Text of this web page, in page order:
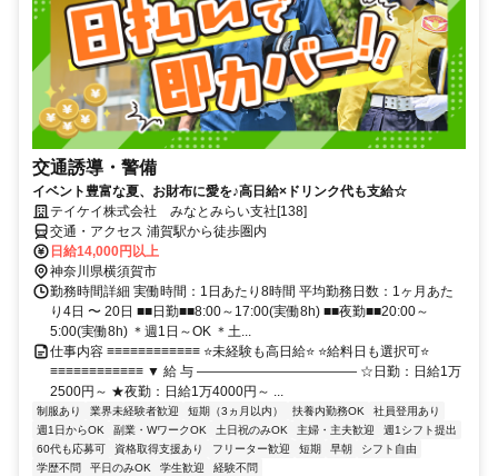
交通誘導・警備
イベント豊富な夏、お財布に愛を♪高日給×ドリンク代も支給☆
テイケイ株式会社 みなとみらい支社[138]
交通・アクセス 浦賀駅から徒歩圏内
日給14,000円以上
神奈川県横須賀市
勤務時間詳細 実働時間：1日あたり8時間 平均勤務日数：1ヶ月あた
り4日 〜 20日 ■■日勤■■8:00～17:00(実働8h) ■■夜勤■■20:00～
5:00(実働8h) ＊週1日～OK ＊土...
仕事内容 ≡≡≡≡≡≡≡≡≡≡≡≡ ⭐未経験も高日給⭐ ⭐給料日も選択可⭐
≡≡≡≡≡≡≡≡≡≡≡≡ ▼ 給 与 ―――――――――――― ☆日勤：日給1万
2500円～ ★夜勤：日給1万4000円～ ...
制服あり 業界未経験者歓迎 短期（3ヵ月以内） 扶養内勤務OK
社員登用あり
週1日からOK
副業・WワークOK 土日祝のみOK 主婦・主夫歓迎
週1シフト提出
60代も応募可
資格取得支援あり フリーター歓迎 短期 早朝
シフト自由
学歴不問
平日のみOK 学生歓迎 経験不問